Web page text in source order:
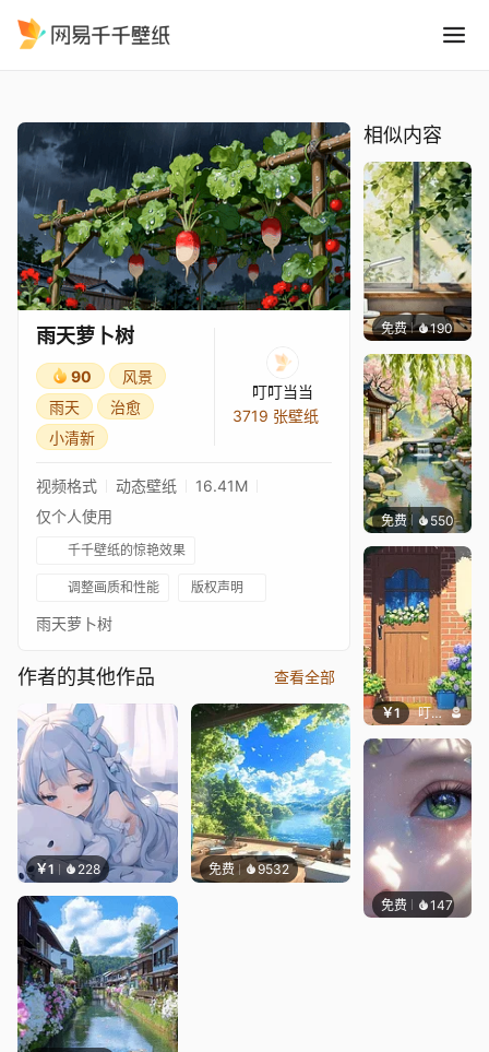
雨天萝卜树
90
风景
雨天
治愈
小清新
叮叮当当
3719 张壁纸
视频格式 动态壁纸
16.41M
仅个人使用
千千壁纸的惊艳效果
调整画质和性能 版权声明
雨天萝卜树
作者的其他作品 查看全部
￥1 228 免费 9532
相似内容
免费 190渔小小
免费 550渔小小
￥1 叮叮当当
免费 147星梦